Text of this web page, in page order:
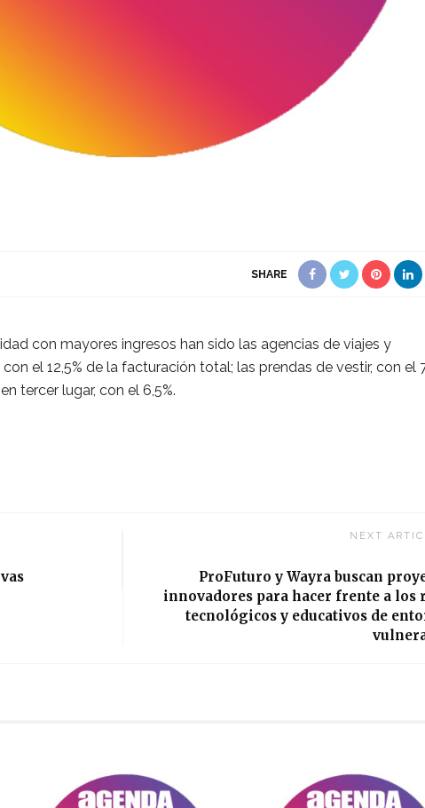
SHARE
con mayores ingresos han sido las agencias de viajes y
el 12,5% de la facturación total; las prendas de vestir, con el
tercer lugar, con el 6,5%.
NEXT
ProFuturo y Wayra buscan
innovadores para hacer frente a los
tecnológicos y educativos de